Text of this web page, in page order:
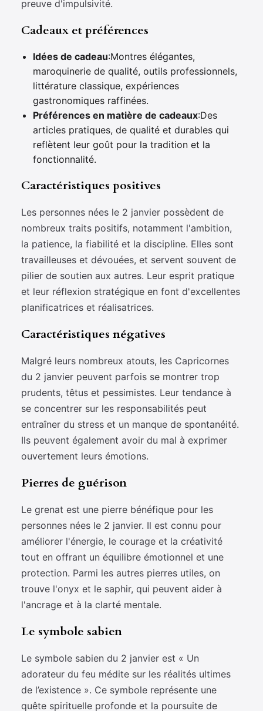
preuve d'impulsivité.
Cadeaux et préférences
Idées de cadeau:Montres élégantes,
maroquinerie de qualité, outils professionnels,
littérature classique, expériences
gastronomiques raffinées.
Préférences en matière de cadeaux:Des
articles pratiques, de qualité et durables qui
reflètent leur goût pour la tradition et la
fonctionnalité.
Caractéristiques positives
Les personnes nées le 2 janvier possèdent de
nombreux traits positifs, notamment l'ambition,
la patience, la fiabilité et la discipline. Elles sont
travailleuses et dévouées, et servent souvent de
pilier de soutien aux autres. Leur esprit pratique
et leur réflexion stratégique en font d'excellentes
planificatrices et réalisatrices.
Caractéristiques négatives
Malgré leurs nombreux atouts, les Capricornes
du 2 janvier peuvent parfois se montrer trop
prudents, têtus et pessimistes. Leur tendance à
se concentrer sur les responsabilités peut
entraîner du stress et un manque de spontanéité.
Ils peuvent également avoir du mal à exprimer
ouvertement leurs émotions.
Pierres de guérison
Le grenat est une pierre bénéfique pour les
personnes nées le 2 janvier. Il est connu pour
améliorer l'énergie, le courage et la créativité
tout en offrant un équilibre émotionnel et une
protection. Parmi les autres pierres utiles, on
trouve l'onyx et le saphir, qui peuvent aider à
l'ancrage et à la clarté mentale.
Le symbole sabien
Le symbole sabien du 2 janvier est « Un
adorateur du feu médite sur les réalités ultimes
de l’existence ». Ce symbole représente une
quête spirituelle profonde et la poursuite de